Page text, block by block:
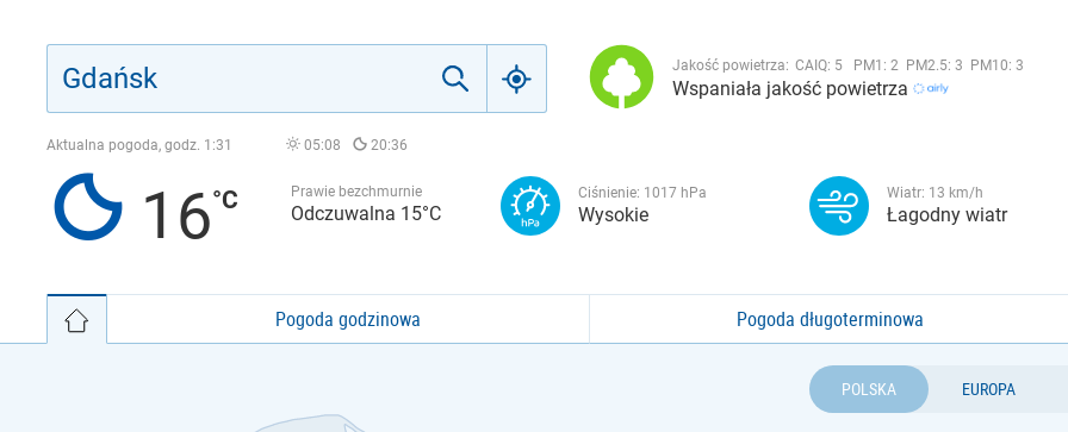
Jakość powietrza: CAIQ: 5 PM1: 2 PM2.5: 3 PM10: 3
Wspaniała jakość powietrza
Aktualna pogoda, godz. 1:31 05:08 20:36
16 Prawie bezchmurnie
Odczuwalna 15°C
Ciśnienie: 1017 hPa
Wysokie
Wiatr: 13 km/h
Łagodny wiatr
Pogoda godzinowa Pogoda długoterminowa
POLSKA EUROPA